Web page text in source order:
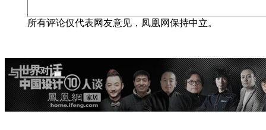
所有评论仅代表网友意见，凤凰网保持中立。